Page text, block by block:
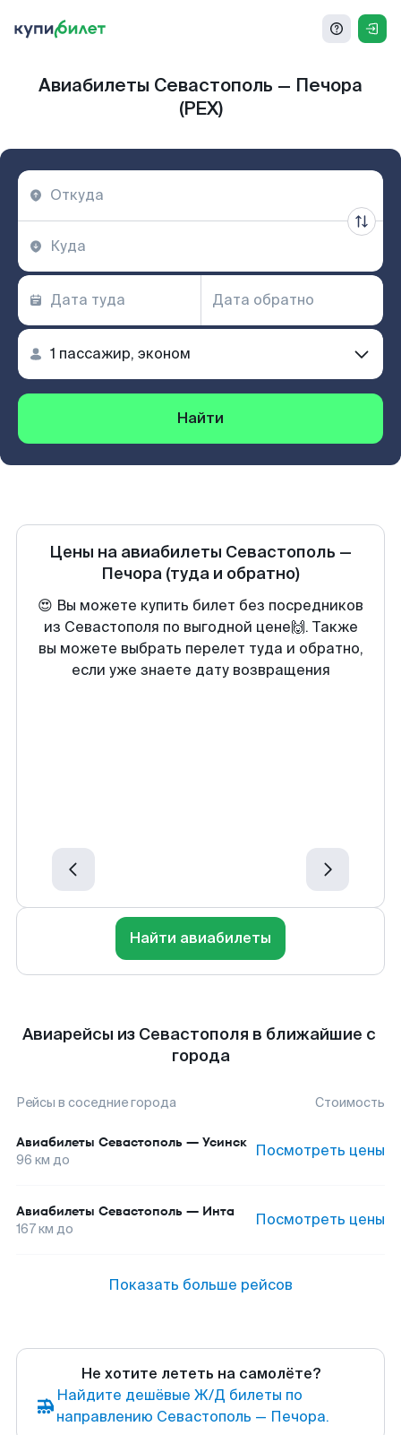
Авиабилеты Севастополь — Печора
(PEX)
Найти
Цены на авиабилеты Севастополь —
Печора (туда и обратно)
😍 Вы можете купить билет без посредников
из Севастополя по выгодной цене🙌. Также
вы можете выбрать перелет туда и обратно,
если уже знаете дату возвращения
Найти авиабилеты
Авиарейсы из Севастополя в ближайшие с
города
Рейсы в соседние города Стоимость
Авиабилеты Севастополь — Усинск
96 км до Посмотреть цены
Авиабилеты Севастополь — Инта
167км до Посмотреть цены
Показать больше рейсов
Не хотите лететь на самолёте?
Найдите дешёвые Ж/Д билеты по
направлению Севастополь — Печора.